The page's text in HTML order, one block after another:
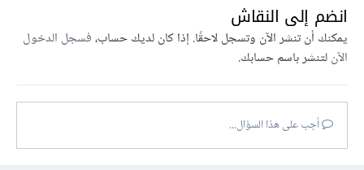
انضم إلى النقاش
يمكنك أن تنشر الآن وتسجل لاحقًا. إذا كان لديك حساب،فسجل الدخول
الآنلتنشر باسم حسابك.
أجب على هذا السؤال...